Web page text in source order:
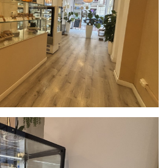
para más información o para
emprender o ampliar tu negocio
en Barcelona.